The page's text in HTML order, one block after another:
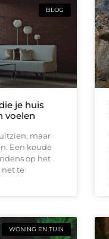
BLOG
je huis
voelen
maar
Een koude
op het
net te
WONING EN TUIN